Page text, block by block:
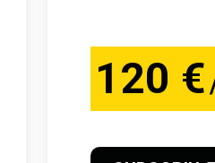
120 €